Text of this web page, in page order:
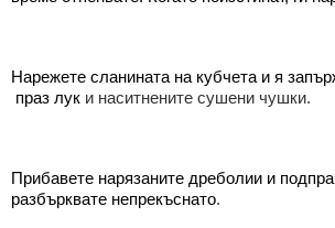
Нарежете сланината на кубчета и я
праз лук и наситнените сушени чушки.
Прибавете нарязаните дреболии и
разбърквате непрекъснато.